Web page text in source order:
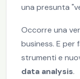
una presunta
Occorre una
business. E per
strumenti e
data analysis.